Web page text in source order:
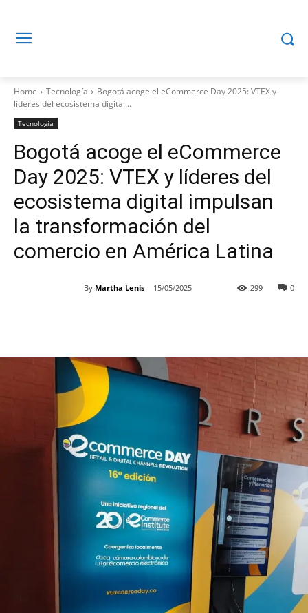
Home Tecnología
Bogotá acoge el eCommerce Day 2025: VTEX y
líderes del ecosistema digital...
Tecnología
Bogotá acoge el eCommerce
Day 2025: VTEX y líderes del
ecosistema digital impulsan
la transformación del
comercio en América Latina
By Martha Lenis 15/05/2025 0
299